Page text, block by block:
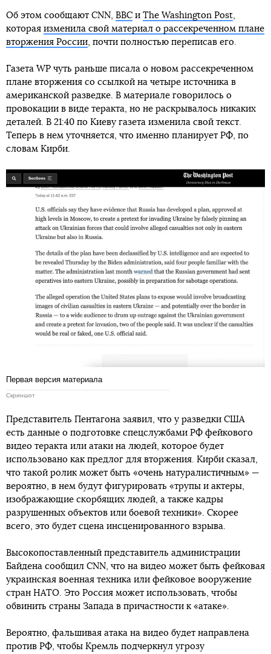
Об этом сообщают CNN, ВВС и The Washington Post,
которая изменила свой материал о рассекреченном плане
вторжения России, почти полностью переписав его.
Газета WP чуть раньше писала о новом рассекреченном
плане вторжения со ссылкой на четыре источника в
американской разведке. В материале говорилось о
провокации в виде теракта, но не раскрывалось никаких
деталей. В 21:40 по Киеву газета изменила свой текст.
Теперь в нем уточняется, что именно планирует РФ, по
словам Кирби.
Первая версия материала
Скриншот
Представитель Пентагона заявил, что у разведки США
есть данные о подготовке спецслужбами РФ фейкового
видео теракта или атаки на людей, которое будет
использовано как предлог для вторжения. Кирби сказал,
что такой ролик может быть «очень натуралистичным» —
вероятно, в нем будут фигурировать «трупы и актеры,
изображающие скорбящих людей, а также кадры
разрушенных объектов или боевой техники». Скорее
всего, это будет сцена инсценированного взрыва.
Высокопоставленный представитель администрации
Байдена сообщил CNN, что на видео может быть фейковая
украинская военная техника или фейковое вооружение
стран НАТО. Это Россия может использовать, чтобы
обвинить страны Запада в причастности к «атаке».
Вероятно, фальшивая атака на видео будет направлена ​​
против РФ, чтобы Кремль подчеркнул угрозу